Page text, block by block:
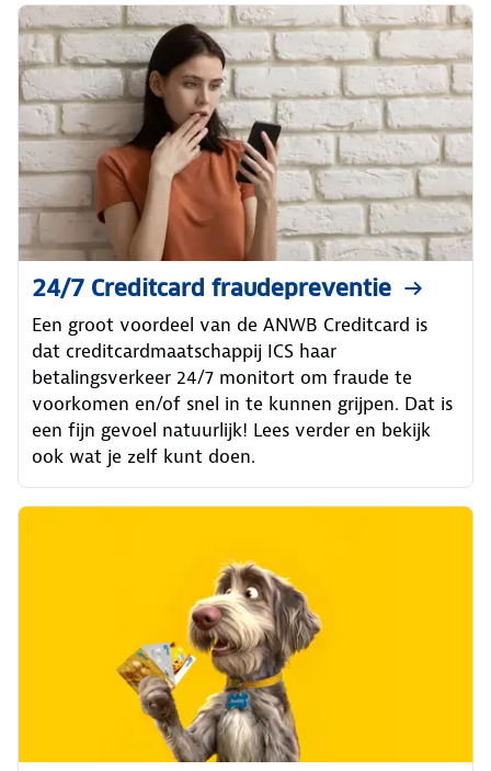
24/7 Creditcard fraudepreventie
Een groot voordeel van de ANWB Creditcard is
dat creditcardmaatschappij ICS haar
betalingsverkeer 24/7 monitort om fraude te
voorkomen en/of snel in te kunnen grijpen. Dat is
een fijn gevoel natuurlijk! Lees verder en bekijk
ook wat je zelf kunt doen.